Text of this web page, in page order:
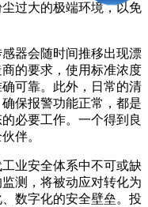
过大的极端环境，以免
器会随时间推移出现漂
的要求，使用标准浓度
可靠。此外，日常的清
保报警功能正常，都是
必要工作。一个得到良
伴。
业安全体系中不可或缺
测，将被动应对转化为
数字化的安全壁垒。投